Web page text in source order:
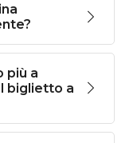
più a
biglietto a